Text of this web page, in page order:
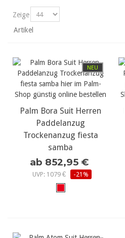
Zeige
Artikel
NEU
Palm Bora Suit Herren
Paddelanzug
Trockenanzug fiesta
samba
ab 852,95 €
UVP: 1079 € -21%